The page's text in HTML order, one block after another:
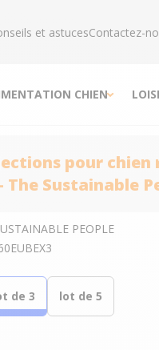
et astucesContactez-
CHIEN
pour chien
The Sustainable
PEOPLE
de 3 lot de 5